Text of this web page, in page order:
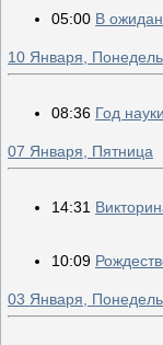
05:00 В
10 Января,
08:36 Год
07 Января, Пятница
14:31
10:09
03 Января,